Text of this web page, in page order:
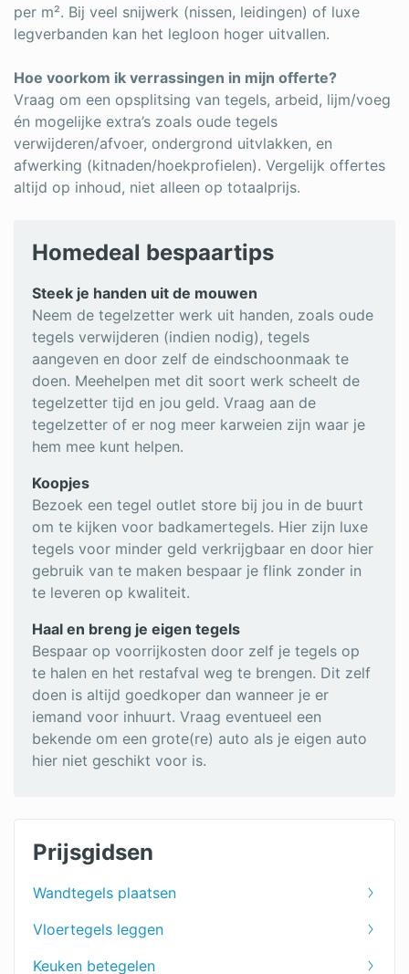
per m². Bij veel snijwerk (nissen, leidingen) of luxe
legverbanden kan het legloon hoger uitvallen.
Hoe voorkom ik verrassingen in mijn offerte?
Vraag om een opsplitsing van tegels, arbeid, lijm/voeg
én mogelijke extra’s zoals oude tegels
verwijderen/afvoer, ondergrond uitvlakken, en
afwerking (kitnaden/hoekprofielen). Vergelijk offertes
altijd op inhoud, niet alleen op totaalprijs.
Homedeal bespaartips
Steek je handen uit de mouwen
Neem de tegelzetter werk uit handen, zoals oude
tegels verwijderen (indien nodig), tegels
aangeven en door zelf de eindschoonmaak te
doen. Meehelpen met dit soort werk scheelt de
tegelzetter tijd en jou geld. Vraag aan de
tegelzetter of er nog meer karweien zijn waar je
hem mee kunt helpen.
Koopjes
Bezoek een tegel outlet store bij jou in de buurt
om te kijken voor badkamertegels. Hier zijn luxe
tegels voor minder geld verkrijgbaar en door hier
gebruik van te maken bespaar je flink zonder in
te leveren op kwaliteit.
Haal en breng je eigen tegels
Bespaar op voorrijkosten door zelf je tegels op
te halen en het restafval weg te brengen. Dit zelf
doen is altijd goedkoper dan wanneer je er
iemand voor inhuurt. Vraag eventueel een
bekende om een grote(re) auto als je eigen auto
hier niet geschikt voor is.
Prijsgidsen
Wandtegels plaatsen
Vloertegels leggen
Keuken betegelen